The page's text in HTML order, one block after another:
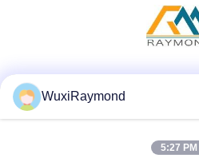
WuxiRaymond
5:27 PM